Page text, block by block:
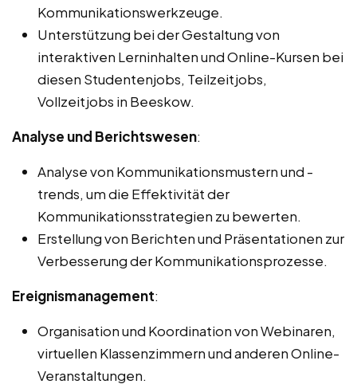
Kommunikationswerkzeuge.
Unterstützung bei der Gestaltung von
interaktiven Lerninhalten und Online-Kursen bei
diesen Studentenjobs, Teilzeitjobs,
Vollzeitjobs in Beeskow.
Analyse und Berichtswesen:
Analyse von Kommunikationsmustern und -
trends, um die Effektivität der
Kommunikationsstrategien zu bewerten.
Erstellung von Berichten und Präsentationen zur
Verbesserung der Kommunikationsprozesse.
Ereignismanagement:
Organisation und Koordination von Webinaren,
virtuellen Klassenzimmern und anderen Online-
Veranstaltungen.